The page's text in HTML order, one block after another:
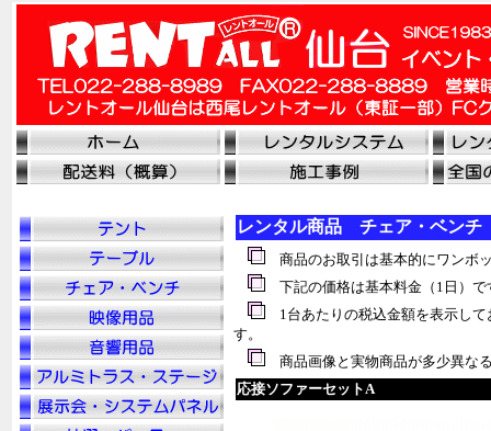
レンタル商品 チェア・ベンチ
商品のお取引は基本的にワンボ
下記の価格は基本料金（1日）で
1台あたりの税込金額を表示し
す。
商品画像と実物商品が多少異な
応接ソファーセットA